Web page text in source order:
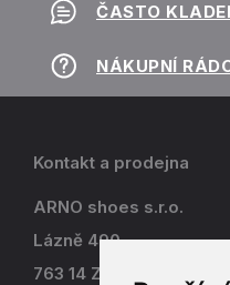
ČASTO
NÁKUPNÍ
Kontakt a prodejna
ARNO shoes s.r.o.
Lázně 490
763 14 Zlín - Kostelec